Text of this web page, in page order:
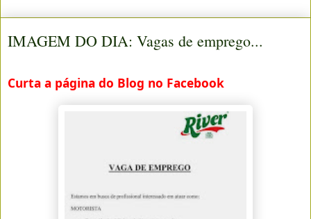
IMAGEM DO DIA: Vagas de emprego...
Curta a página do Blog no Facebook